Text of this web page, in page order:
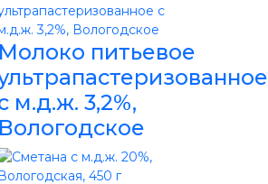
питьевое
м.д.ж. 3,2%,